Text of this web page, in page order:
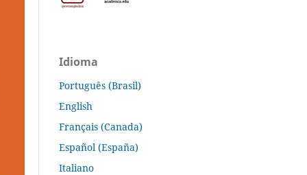
Idioma
Português (Brasil)
English
Français (Canada)
Español (España)
Italiano